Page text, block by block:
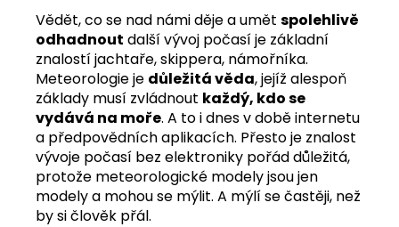
Vědět, co se nad námi děje a umět spolehlivě
odhadnout další vývoj počasí je základní
znalostí jachtaře, skippera, námořníka.
Meteorologie je důležitá věda, jejíž alespoň
základy musí zvládnout každý, kdo se
vydává na moře. A to i dnes v době internetu
a předpovědních aplikacích. Přesto je znalost
vývoje počasí bez elektroniky pořád důležitá,
protože meteorologické modely jsou jen
modely a mohou se mýlit. A mýlí se častěji, než
by si člověk přál.